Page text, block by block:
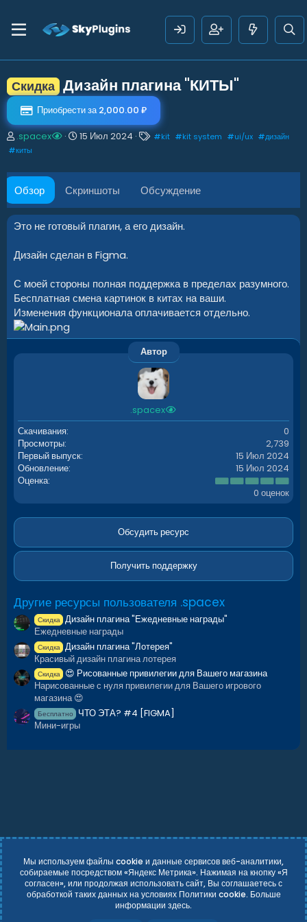
Скидка Дизайн плагина "КИТЫ"
Приобрести за 2,000.00 ₽
А
в
о
р
.spacex
Д
а
о
з
д
а
и
15 Июл 2024
Т
и
#kit #kit system #ui/ux #дизайн
#киты
Обзор Скриншоты Обсуждение
Это не готовый плагин, а его дизайн.
Дизайн сделан в Figma.
С моей стороны полная поддержка в пределах разумного.
Бесплатная смена картинок в китах на ваши.
Изменения функционала оплачивается отдельно.
Автор
.spacex
Скачивания
0
Просмотры
2,739
Первый выпуск
15 Июл 2024
Обновление
15 Июл 2024
Оценка
0
.
0
з
ё
з
0 оценок
Обсудить ресурс
Получить поддержку
Другие ресурсы пользователя .spacex
Скидка Дизайн плагина "Ежедневные награды"
Ежедневные награды
Скидка Дизайн плагина "Лотерея"
Красивый дизайн плагина лотерея
Скидка 😍 Рисованные привилегии для Вашего магазина
Нарисованные с нуля привилегии для Вашего игрового
магазина 😍
Бесплатно ЧТО ЭТА? #4 [FIGMA]
Мини-игры
Russian (RU)
Условия и правила
Политика конфиденциальности
Справка Главная
R
Мы используем файлы cookie и данные сервисов веб-аналитики,
собираемые посредством «Яндекс Метрика». Нажимая на кнопку «Я
согласен», или продолжая использовать сайт, Вы соглашаетесь с
обработкой таких данных на условиях Политики cookie. Больше
информации здесь.